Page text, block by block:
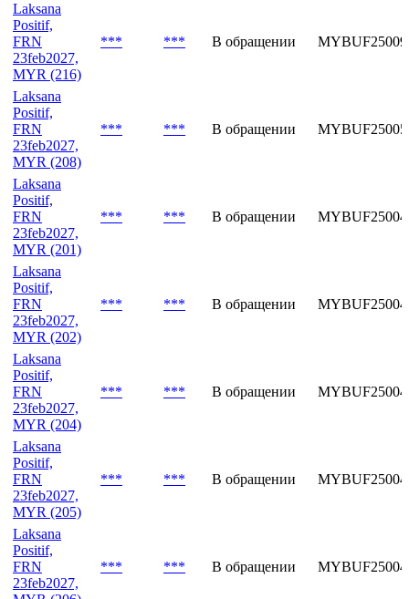
Laksana
Positif,
FRN
23feb2027,
MYR (216)
*** *** В обращении
Laksana
Positif,
FRN
23feb2027,
MYR (208)
*** *** В обращении
Laksana
Positif,
FRN
23feb2027,
MYR (201)
*** *** В обращении
Laksana
Positif,
FRN
23feb2027,
MYR (202)
*** *** В обращении
Laksana
Positif,
FRN
23feb2027,
MYR (204)
*** *** В обращении
Laksana
Positif,
FRN
23feb2027,
MYR (205)
*** *** В обращении
Laksana
Positif,
FRN
23feb2027,
*** *** В обращении